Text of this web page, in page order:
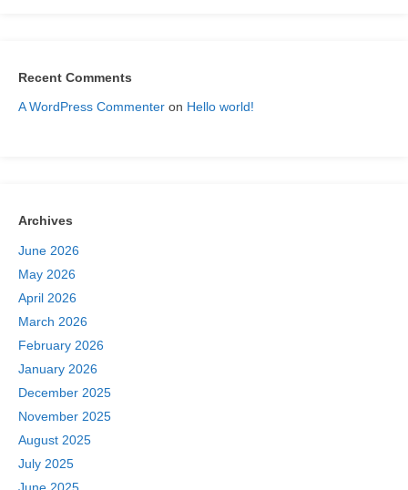
Recent Comments
A WordPress Commenter on Hello world!
Archives
June 2026
May 2026
April 2026
March 2026
February 2026
January 2026
December 2025
November 2025
August 2025
July 2025